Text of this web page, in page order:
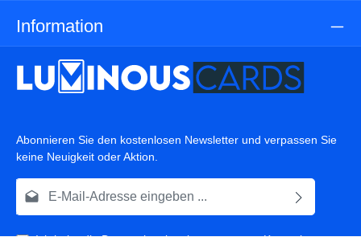
Information
Abonnieren Sie den kostenlosen Newsletter und verpassen Sie
keine Neuigkeit oder Aktion.
E-Mail-Adresse*
Ich habe dieDatenschutzbestimmungenzur Kenntnis